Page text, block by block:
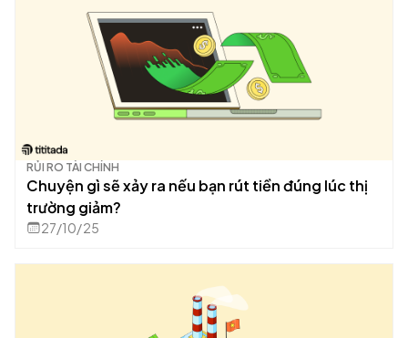
RỦI RO TÀI CHÍNH
Chuyện gì sẽ xảy ra nếu bạn rút tiền đúng lúc thị
trường giảm?
27/10/25